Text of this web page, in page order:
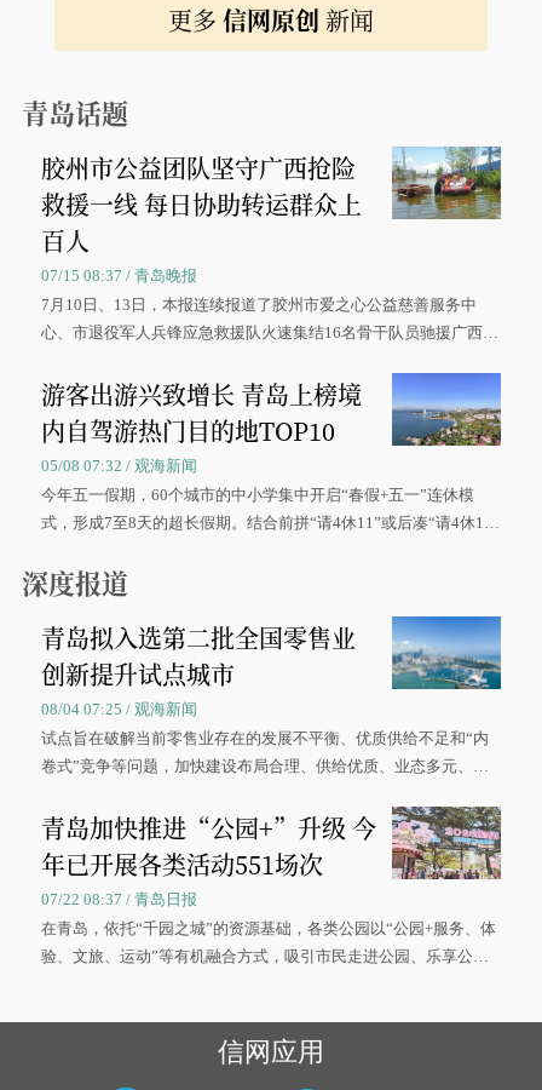
更多 信网原创 新闻
青岛话题
胶州市公益团队坚守广西抢险
救援一线 每日协助转运群众上
百人
07/15 08:37 / 青岛晚报
7月10日、13日，本报连续报道了胶州市爱之心公益慈善服务中
心、市退役军人兵锋应急救援队火速集结16名骨干队员驰援广西灾
游客出游兴致增长 青岛上榜境
内自驾游热门目的地TOP10
05/08 07:32 / 观海新闻
今年五一假期，60个城市的中小学集中开启“春假+五一”连休模
式，形成7至8天的超长假期。结合前拼“请4休11”或后凑“请4休1
深度报道
青岛拟入选第二批全国零售业
创新提升试点城市
08/04 07:25 / 观海新闻
试点旨在破解当前零售业存在的发展不平衡、优质供给不足和“内
卷式”竞争等问题，加快建设布局合理、供给优质、业态多元、智
青岛加快推进“公园+”升级 今
年已开展各类活动551场次
07/22 08:37 / 青岛日报
在青岛，依托“千园之城”的资源基础，各类公园以“公园+服务、体
验、文旅、运动”等有机融合方式，吸引市民走进公园、乐享公
信网应用